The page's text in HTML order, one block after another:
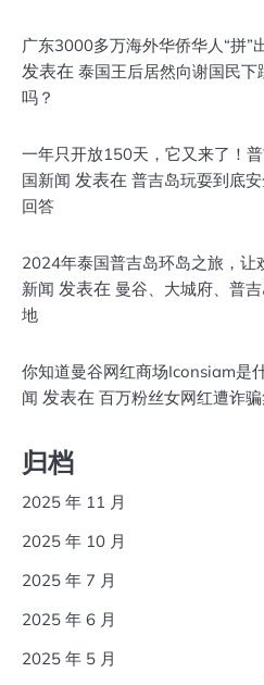
广东3000多万海外华侨华人“拼”
发表在 泰国王后居然向谢国民
吗？
一年只开放150天，它又来了！
国新闻 发表在 普吉岛玩耍到底
回答
2024年泰国普吉岛环岛之旅，
新闻 发表在 曼谷、大城府、普
地
你知道曼谷网红商场Iconsiam是
闻 发表在 百万粉丝女网红遭诈
归档
2025 年 11 月
2025 年 10 月
2025 年 7 月
2025 年 6 月
2025 年 5 月